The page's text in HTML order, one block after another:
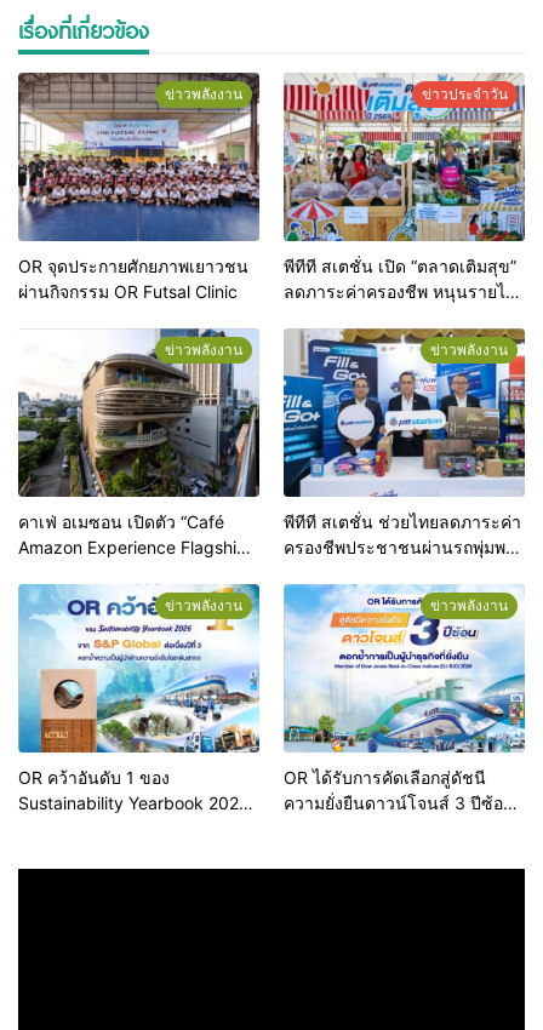
เรื่องที่เกี่ยวข้อง
ข่าวพลังงาน
OR จุดประกายศักยภาพเยาวชน
ผ่านกิจกรรม OR Futsal Clinic
ข่าวประจำวัน
พีทีที สเตชั่น เปิด “ตลาดเติมสุข”
ลดภาระค่าครองชีพ หนุนรายได้
ข่าวพลังงาน
คาเฟ่ อเมซอน เปิดตัว “Café
Amazon Experience Flagship
แห่งแรกของโลก ยกระดับสู่จุด
หมายปลายทางแห่งใหม่ใจกลาง
ข่าวพลังงาน
พีทีที สเตชั่น ช่วยไทยลดภาระค่า
ครองชีพประชาชนผ่านรถพุ่มพวง
ข่าวพลังงาน
OR คว้าอันดับ 1 ของ
Sustainability Yearbook 2026
ข่าวพลังงาน
OR ได้รับการคัดเลือกสู่ดัชนี
ความยั่งยืนดาวน์โจนส์ 3 ปีซ้อน